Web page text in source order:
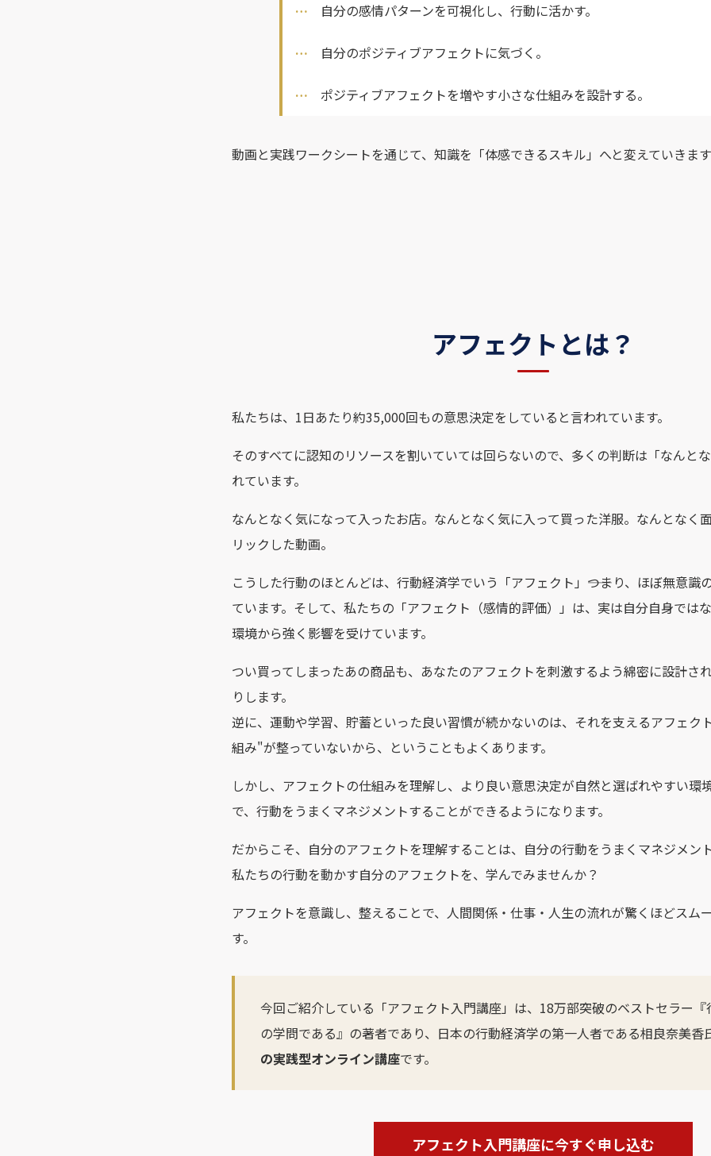
自分の感情パターンを可視化し、行動に活かす。
自分のポジティブアフェクトに気づく。
ポジティブアフェクトを増やす小さな仕組みを設計する。
動画と実践ワークシートを通じて、知識を「体感できるスキル」へと変えていきま
アフェクトとは？
私たちは、1日あたり約35,000回もの意思決定をしていると言われています。
そのすべてに認知のリソースを割いていては回らないので、多くの判断は「なんと
れています。
なんとなく気になって入ったお店。なんとなく気に入って買った洋服。なんとなく
リックした動画。
こうした行動のほとんどは、行動経済学でいう「アフェクト」――つまり、ほぼ無意識
ています。そして、私たちの「アフェクト（感情的評価）」は、実は自分自身では
環境から強く影響を受けています。
つい買ってしまったあの商品も、あなたのアフェクトを刺激するよう綿密に設計さ
りします。
逆に、運動や学習、貯蓄といった良い習慣が続かないのは、それを支えるアフェク
組み"が整っていないから、ということもよくあります。
しかし、アフェクトの仕組みを理解し、より良い意思決定が自然と選ばれやすい環
で、行動をうまくマネジメントすることができるようになります。
だからこそ、自分のアフェクトを理解することは、自分の行動をうまくマネジメン
私たちの行動を動かす自分のアフェクトを、学んでみませんか？
アフェクトを意識し、整えることで、人間関係・仕事・人生の流れが驚くほどスム
す。
今回ご紹介している「アフェクト入門講座」は、18万部突破のベストセラー
の学問である』の著者であり、日本の行動経済学の第一人者である相良奈美香
の実践型オンライン講座です。
アフェクト入門講座に今すぐ申し込む